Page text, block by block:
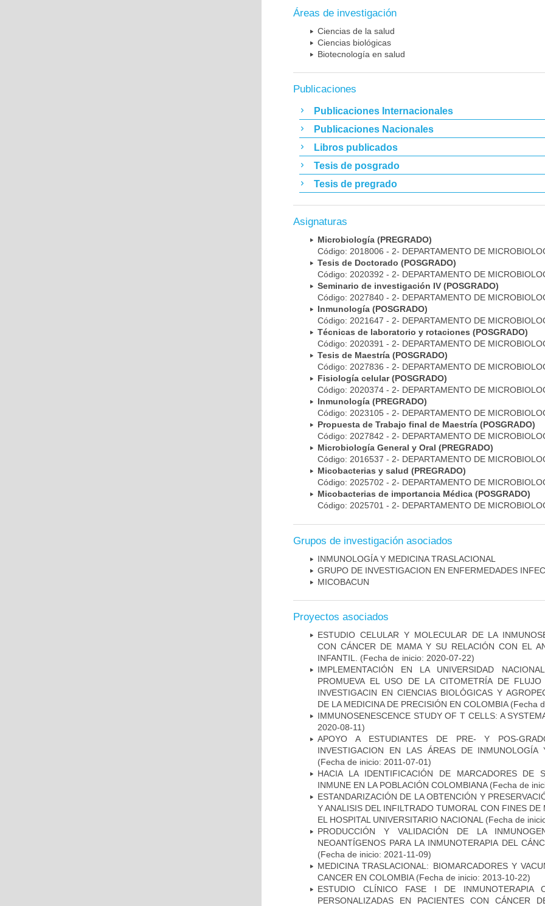
Áreas de investigación
Ciencias de la salud
Ciencias biológicas
Biotecnología en salud
Publicaciones
Publicaciones Internacionales
Publicaciones Nacionales
Libros publicados
Tesis de posgrado
Tesis de pregrado
Asignaturas
Microbiología (PREGRADO)
Código: 2018006 - 2- DEPARTAMENTO DE
Tesis de Doctorado (POSGRADO)
Código: 2020392 - 2- DEPARTAMENTO DE
Seminario de investigación IV (POSGRADO)
Código: 2027840 - 2- DEPARTAMENTO DE
Inmunología (POSGRADO)
Código: 2021647 - 2- DEPARTAMENTO DE
Técnicas de laboratorio y rotaciones (POSGRADO)
Código: 2020391 - 2- DEPARTAMENTO DE
Tesis de Maestría (POSGRADO)
Código: 2027836 - 2- DEPARTAMENTO DE
Fisiología celular (POSGRADO)
Código: 2020374 - 2- DEPARTAMENTO DE
Inmunología (PREGRADO)
Código: 2023105 - 2- DEPARTAMENTO DE
Propuesta de Trabajo final de Maestría (POSGRADO)
Código: 2027842 - 2- DEPARTAMENTO DE
Microbiología General y Oral (PREGRADO)
Código: 2016537 - 2- DEPARTAMENTO DE
Micobacterias y salud (PREGRADO)
Código: 2025702 - 2- DEPARTAMENTO DE
Micobacterias de importancia Médica (POSGRADO)
Código: 2025701 - 2- DEPARTAMENTO DE
Grupos de investigación asociados
INMUNOLOGÍA Y MEDICINA TRASLACIONAL
GRUPO DE INVESTIGACION EN ENFERMEDADES
MICOBAC­UN
Proyectos asociados
ESTUDIO CELULAR Y MOLECULAR DE LA
CON CÁNCER DE MAMA Y SU RELACIÓN CON EL
INFANTIL.
(Fecha de inicio: 2020-07-22)
IMPLEMENTACIÓN EN LA UNIVERSIDAD
PROMUEVA EL USO DE LA CITOMETRÍA DE FLUJO
INVESTIGACIN EN CIENCIAS BIOLÓGICAS Y
DE LA MEDICINA DE PRECISIÓN EN COLOMBIA(Fecha
IMMUNOSENESCENCE STUDY OF T CELLS: A
2020-08-11)
APOYO A ESTUDIANTES DE PRE- Y POS-
INVESTIGACION EN LAS ÁREAS DE INMUNOLOGÍA
(Fecha de inicio: 2011-07-01)
HACIA LA IDENTIFICACIÓN DE MARCADORES DE
INMUNE EN LA POBLACIÓN COLOMBIANA(Fecha de
ESTANDARIZACIÓN DE LA OBTENCIÓN Y
Y ANALISIS DEL INFILTRADO TUMORAL CON FINES DE
EL HOSPITAL UNIVERSITARIO NACIONAL (Fecha de
PRODUCCIÓN Y VALIDACIÓN DE LA
NEOANTÍGENOS PARA LA INMUNOTERAPIA DEL
(Fecha de inicio: 2021-11-09)
MEDICINA TRASLACIONAL: BIOMARCADORES Y
CANCER EN COLOMBIA(Fecha de inicio: 2013-10-22)
ESTUDIO CLÍNICO FASE I DE INMUNOTERAPIA
PERSONALIZADAS EN PACIENTES CON CÁNCER